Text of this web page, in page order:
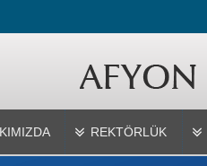
REKTÖRLÜK